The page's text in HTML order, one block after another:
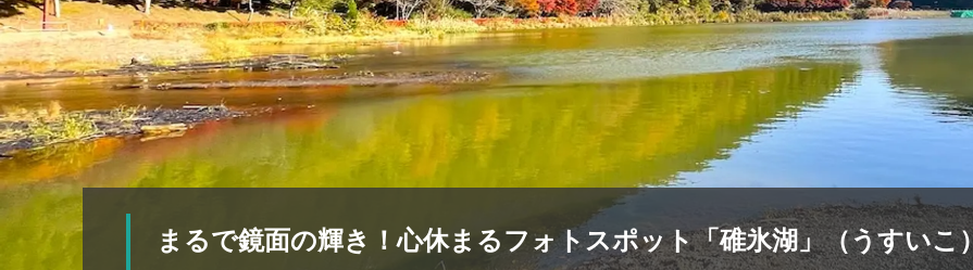
まるで鏡面の輝き！心休まるフォトスポット「碓氷湖」（うすいこ